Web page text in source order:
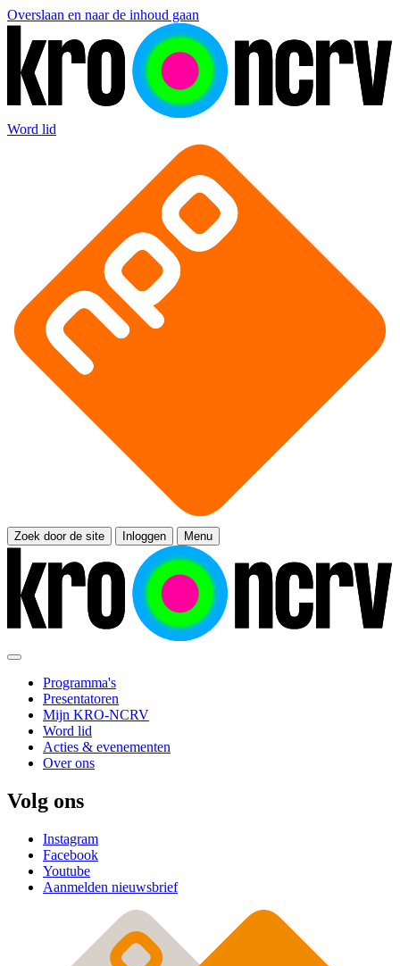
Overslaan en naar de inhoud gaan
Word lid
Zoek door de site Inloggen Menu
Programma's
Presentatoren
Mijn KRO-NCRV
Word lid
Acties & evenementen
Over ons
Volg ons
Instagram
Facebook
Youtube
Aanmelden nieuwsbrief